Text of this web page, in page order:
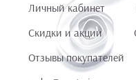
Личный кабинет
Скидки и акции
Отзывы покупателей